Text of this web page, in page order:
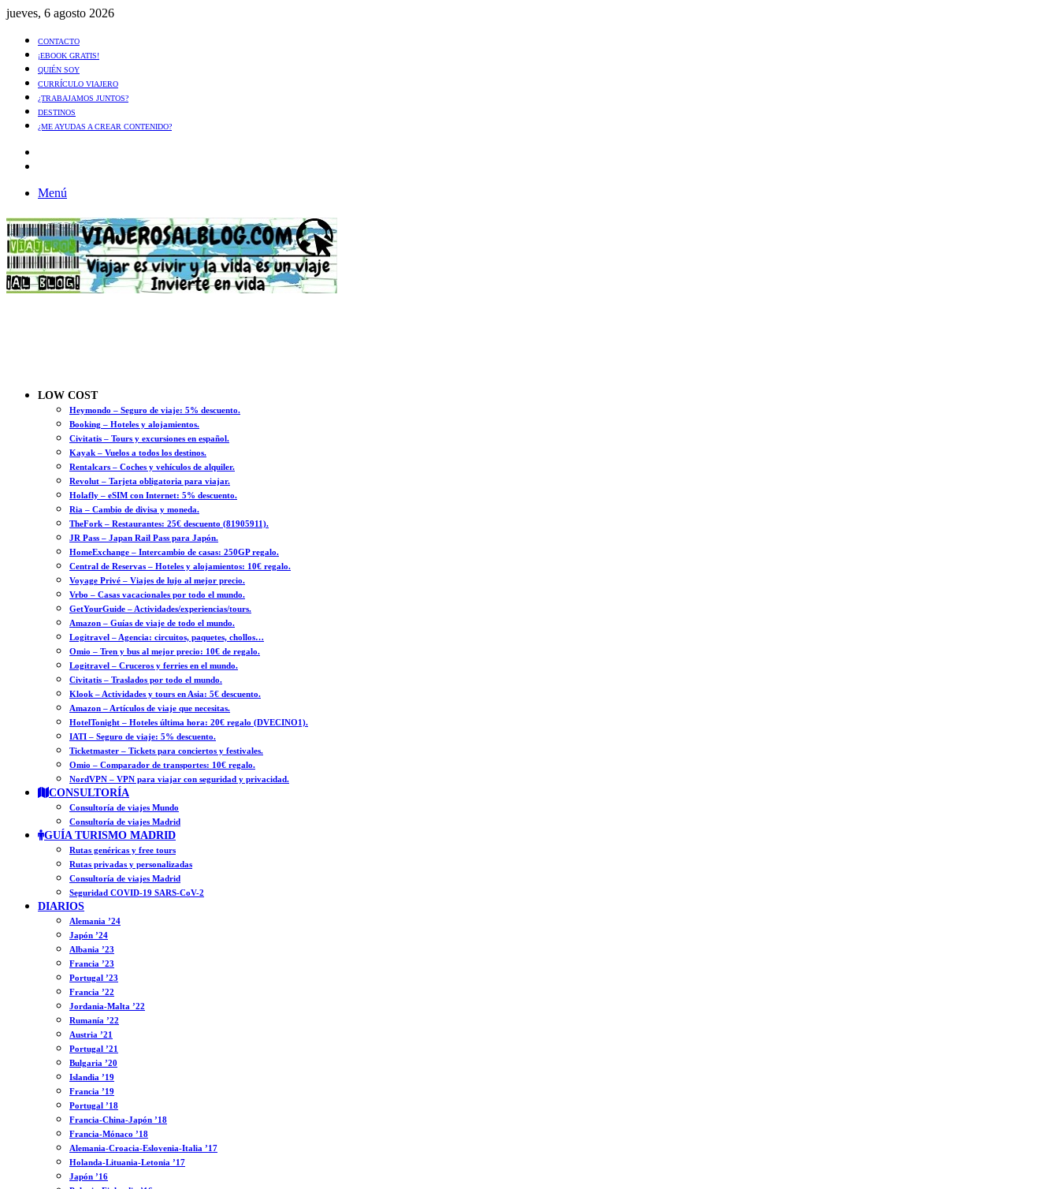
jueves, 6 agosto 2026
CONTACTO
¡EBOOK GRATIS!
QUIÉN SOY
CURRÍCULO VIAJERO
¿TRABAJAMOS JUNTOS?
DESTINOS
¿ME AYUDAS A CREAR CONTENIDO?
Menú
LOW COST
Heymondo – Seguro de viaje: 5% descuento.
Booking – Hoteles y alojamientos.
Civitatis – Tours y excursiones en español.
Kayak – Vuelos a todos los destinos.
Rentalcars – Coches y vehículos de alquiler.
Revolut – Tarjeta obligatoria para viajar.
Holafly – eSIM con Internet: 5% descuento.
Ria – Cambio de divisa y moneda.
TheFork – Restaurantes: 25€ descuento (81905911).
JR Pass – Japan Rail Pass para Japón.
HomeExchange – Intercambio de casas: 250GP regalo.
Central de Reservas – Hoteles y alojamientos: 10€ regalo.
Voyage Privé – Viajes de lujo al mejor precio.
Vrbo – Casas vacacionales por todo el mundo.
GetYourGuide – Actividades/experiencias/tours.
Amazon – Guías de viaje de todo el mundo.
Logitravel – Agencia: circuitos, paquetes, chollos…
Omio – Tren y bus al mejor precio: 10€ de regalo.
Logitravel – Cruceros y ferries en el mundo.
Civitatis – Traslados por todo el mundo.
Klook – Actividades y tours en Asia: 5€ descuento.
Amazon – Artículos de viaje que necesitas.
HotelTonight – Hoteles última hora: 20€ regalo (DVECINO1).
IATI – Seguro de viaje: 5% descuento.
Ticketmaster – Tickets para conciertos y festivales.
Omio – Comparador de transportes: 10€ regalo.
NordVPN – VPN para viajar con seguridad y privacidad.
CONSULTORÍA
Consultoría de viajes Mundo
Consultoría de viajes Madrid
GUÍA TURISMO MADRID
Rutas genéricas y free tours
Rutas privadas y personalizadas
Consultoría de viajes Madrid
Seguridad COVID-19 SARS-CoV-2
DIARIOS
Alemania ’24
Japón ’24
Albania ’23
Francia ’23
Portugal ’23
Francia ’22
Jordania-Malta ’22
Rumanía ’22
Austria ’21
Portugal ’21
Bulgaria ’20
Islandia ’19
Francia ’19
Portugal ’18
Francia-China-Japón ’18
Francia-Mónaco ’18
Alemania-Croacia-Eslovenia-Italia ’17
Holanda-Lituania-Letonia ’17
Japón ’16